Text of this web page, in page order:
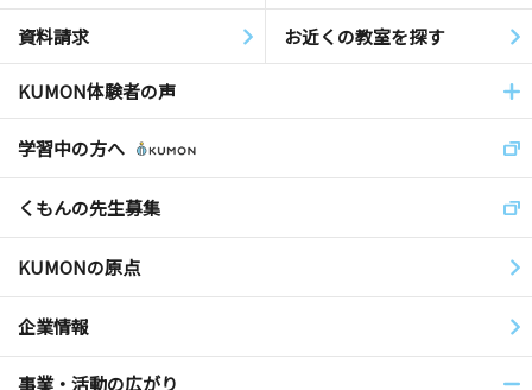
資料請求 お近くの教室を探す
KUMON体験者の声
学習中の方へ
くもんの先生募集
KUMONの原点
企業情報
事業・活動の広がり